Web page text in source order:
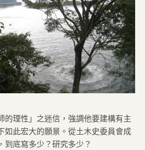
的理性」之迷信，強調他要建構有主
如此宏大的願景。從土木史委員會成
到底寫多少？研究多少？